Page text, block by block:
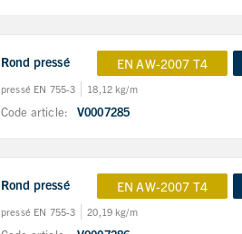
Rond pressé EN AW-2007 T4
pressé EN 755-3 18,12 kg/m
Code article: V0007285
Rond pressé EN AW-2007 T4
pressé EN 755-3 20,19 kg/m